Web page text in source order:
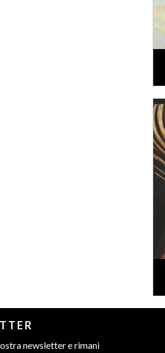
newsletter e rimani